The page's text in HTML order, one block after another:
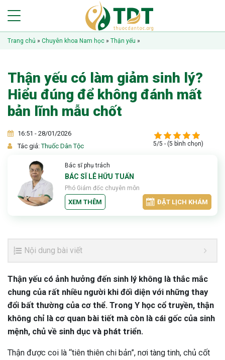
Trang chủ » Chuyên khoa Nam học » Thận yếu »
Thận yếu có làm giảm sinh lý?
Hiểu đúng để không đánh mất
bản lĩnh mẫu chốt
16:51 - 28/01/2026
Tác giả:Thuốc Dân Tộc 5/5 - (5 bình chọn)
Bác sĩ phụ trách
BÁC SĨ LÊ HỮU TUẤN
Phó Giám đốc chuyên môn
XEM THÊM ĐẶT LỊCH KHÁM
Nội dung bài viết
Thận yếu có ảnh hưởng đến sinh lý không là thắc mắc
chung của rất nhiều người khi đối diện với những thay
đổi bất thường của cơ thể. Trong Y học cổ truyền, thận
không chỉ là cơ quan bài tiết mà còn là cái gốc của sinh
mệnh, chủ về sinh dục và phát triển.
Thận được coi là “tiên thiên chi bản”, nơi tàng tinh, chủ cốt